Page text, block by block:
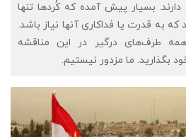
بسیار پیش آمده که کُردها تنها
به قدرت یا فداکاری آنها نیاز باشد.
طرف‌های درگیر در این مناقشه
بگذارید. ما مزدور نیستیم.